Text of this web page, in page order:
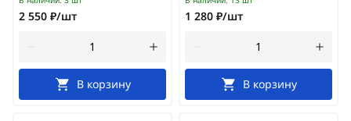
2 550 ₽/шт
В корзину
1 280 ₽/шт
В корзину